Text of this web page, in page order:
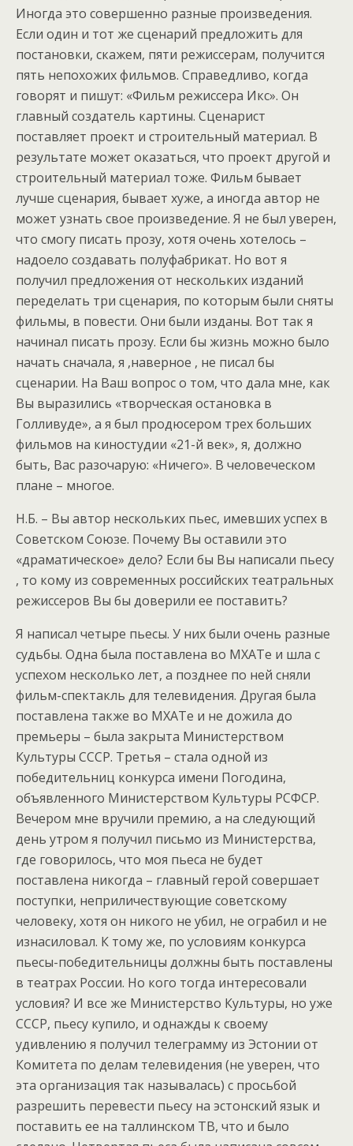
Иногда это совершенно разные произведения.
Если один и тот же сценарий предложить для
постановки, скажем, пяти режиссерам, получится
пять непохожих фильмов. Справедливо, когда
говорят и пишут: «Фильм режиссера Икс». Он
главный создатель картины. Сценарист
поставляет проект и строительный материал. В
результате может оказаться, что проект другой и
строительный материал тоже. Фильм бывает
лучше сценария, бывает хуже, а иногда автор не
может узнать свое произведение. Я не был уверен,
что смогу писать прозу, хотя очень хотелось –
надоело создавать полуфабрикат. Но вот я
получил предложения от нескольких изданий
переделать три сценария, по которым были сняты
фильмы, в повести. Они были изданы. Вот так я
начинал писать прозу. Если бы жизнь можно было
начать сначала, я ,наверное , не писал бы
сценарии. На Ваш вопрос о том, что дала мне, как
Вы выразились «творческая остановка в
Голливуде», а я был продюсером трех больших
фильмов на киностудии «21-й век», я, должно
быть, Вас разочарую: «Ничего». В человеческом
плане – многое.
Н.Б. – Вы автор нескольких пьес, имевших успех в
Советском Союзе. Почему Вы оставили это
«драматическое» дело? Если бы Вы написали пьесу
, то кому из современных российских театральных
режиссеров Вы бы доверили ее поставить?
Я написал четыре пьесы. У них были очень разные
судьбы. Одна была поставлена во МХАТе и шла с
успехом несколько лет, а позднее по ней сняли
фильм-спектакль для телевидения. Другая была
поставлена также во МХАТе и не дожила до
премьеры – была закрыта Министерством
Культуры СССР. Третья – стала одной из
победительниц конкурса имени Погодина,
объявленного Министерством Культуры РСФСР.
Вечером мне вручили премию, а на следующий
день утром я получил письмо из Министерства,
где говорилось, что моя пьеса не будет
поставлена никогда – главный герой совершает
поступки, неприличествующие советскому
человеку, хотя он никого не убил, не ограбил и не
изнасиловал. К тому же, по условиям конкурса
пьесы-победительницы должны быть поставлены
в театрах России. Но кого тогда интересовали
условия? И все же Министерство Культуры, но уже
СССР, пьесу купило, и однажды к своему
удивлению я получил телеграмму из Эстонии от
Комитета по делам телевидения (не уверен, что
эта организация так называлась) с просьбой
разрешить перевести пьесу на эстонский язык и
поставить ее на таллинском ТВ, что и было